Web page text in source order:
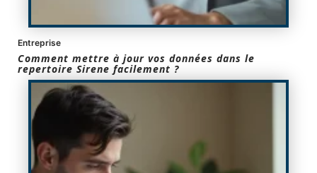
Entreprise
Comment mettre à jour vos données dans le
repertoire Sirene facilement ?